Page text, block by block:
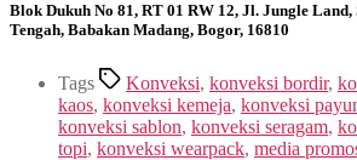
Blok Dukuh No 81, RT 01 RW 12, Jl. Jungle
Tengah, Babakan Madang, Bogor, 16810
Tags Konveksi, konveksi bordir,
kaos, konveksi kemeja, konveksi
konveksi sablon, konveksi seragam,
topi, konveksi wearpack, media